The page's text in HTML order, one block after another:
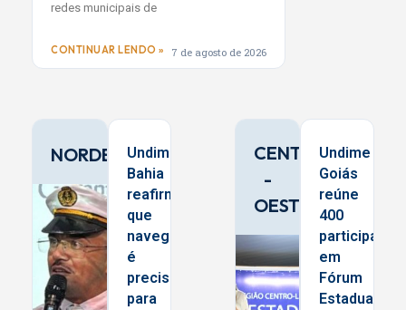
redes municipais de
CONTINUAR LENDO » 7 de agosto de 2026
NORDESTEUndime
Bahia
reafirma
que
navegar
é
preciso
para
CENTRO
-
OESTE
Undime
Goiás
reúne
400
em
Fórum
Estadual